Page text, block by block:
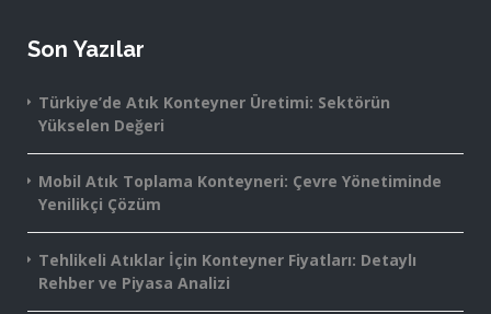
Son Yazılar
Türkiye’de Atık Konteyner Üretimi: Sektörün
Yükselen Değeri
Mobil Atık Toplama Konteyneri: Çevre Yönetiminde
Yenilikçi Çözüm
Tehlikeli Atıklar İçin Konteyner Fiyatları: Detaylı
Rehber ve Piyasa Analizi